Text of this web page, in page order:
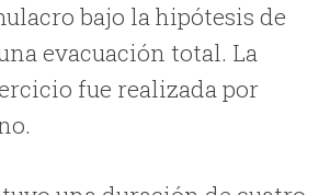
bajo la hipótesis de
evacuación total. La
fue realizada por